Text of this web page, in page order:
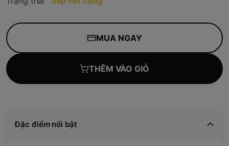
MUA NGAY
THÊM VÀO GIỎ
Đặc điểm nổi bật